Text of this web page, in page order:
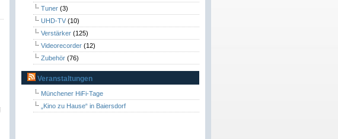
Tuner (3)
UHD-TV (10)
Verstärker (125)
Videorecorder (12)
Zubehör (76)
Veranstaltungen
Münchener HiFi-Tage
„Kino zu Hause“ in Baiersdorf